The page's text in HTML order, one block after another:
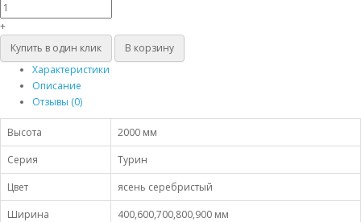
+
Купить в один клик
В корзину
Характеристики
Описание
Отзывы (0)
Высота
2000 мм
Серия
Турин
Цвет
ясень серебристый
Ширина
400,600,700,800,900 мм